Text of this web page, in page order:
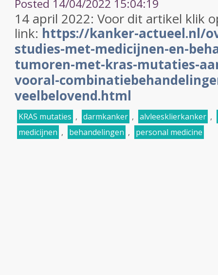
Posted 14/04/2022 15:04:19
14 april 2022: Voor dit artikel klik
link: https://kanker-actueel.nl/
studies-met-medicijnen-en-
tumoren-met-kras-mutaties-
vooral-
veelbelovend.html
KRAS mutaties , darmkanker , alvleesklierkanker ,
medicijnen , behandelingen , personal medicine